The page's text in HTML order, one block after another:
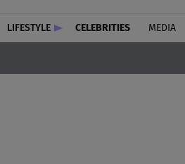
LIFESTYLE CELEBRITIES MEDIA